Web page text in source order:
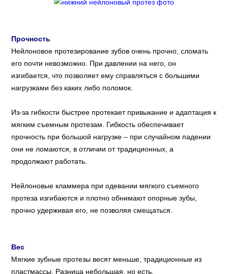
Прочность
Нейлоновое протезирование зубов очень прочно, сломать
его почти невозможно. При давлении на него, он
изгибается, что позволяет ему справляться с большими
нагрузками без каких либо поломок.
Из-за гибкости быстрее протекает привыкание и адаптация к
мягким съемным протезам. Гибкость обеспечивает
прочность при большой нагрузке – при случайном падении
они не ломаются, в отличии от традиционных, а
продолжают работать.
Нейлоновые кламмера при одевании мягкого съемного
протеза изгибаются и плотно обнимают опорные зубы,
прочно удерживая его, не позволяя смещаться.
Вес
Мягкие зубные протезы весят меньше, традиционные из
пластмассы. Разница небольшая, но есть.